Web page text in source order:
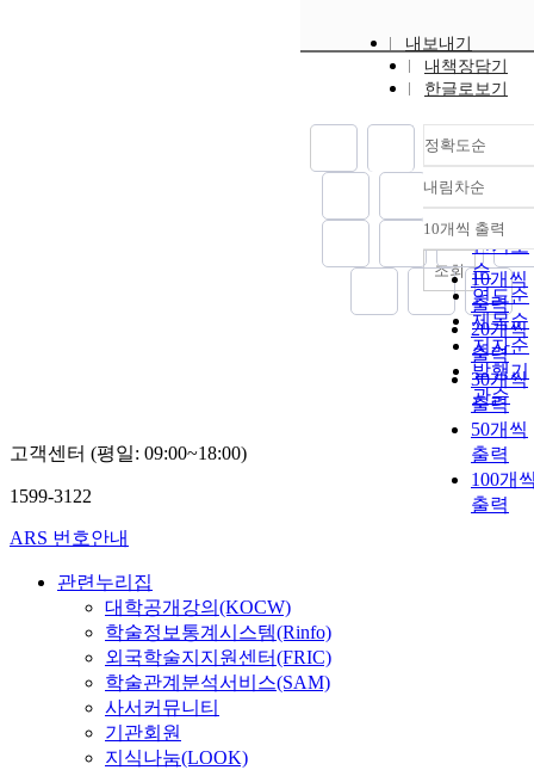
내보내기
내책장담기
한글로보기
정확도순
정확도
순
인기도
순
연도순
제목순
저자순
발행기
관순
내림차순
내림차
10개씩 출력
10개씩
출력
20개씩
출력
30개씩
출력
50개씩
출력
100개
출력
조회
고객센터 (평일: 09:00~18:00)
1599-3122
ARS 번호안내
관련누리집
대학공개강의(KOCW)
학술정보통계시스템(Rinfo)
외국학술지지원센터(FRIC)
학술관계분석서비스(SAM)
사서커뮤니티
기관회원
지식나눔(LOOK)